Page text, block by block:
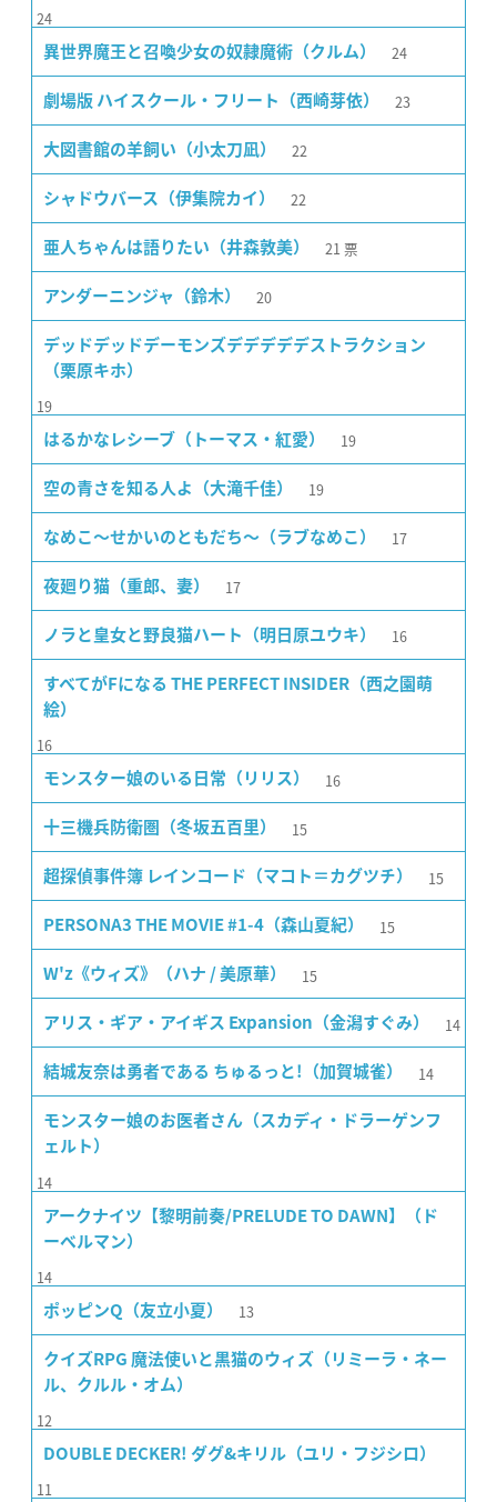
24
異世界魔王と召喚少女の奴隷魔術（クルム） 24
劇場版 ハイスクール・フリート（西崎芽依） 23
大図書館の羊飼い（小太刀凪） 22
シャドウバース（伊集院カイ） 22
亜人ちゃんは語りたい（井森敦美） 21 票
アンダーニンジャ（鈴木） 20
デッドデッドデーモンズデデデデデストラクション
（栗原キホ）
19
はるかなレシーブ（トーマス・紅愛） 19
空の青さを知る人よ（大滝千佳） 19
なめこ〜せかいのともだち〜（ラブなめこ） 17
夜廻り猫（重郎、妻） 17
ノラと皇女と野良猫ハート（明日原ユウキ） 16
すべてがFになる THE PERFECT INSIDER（西之園萌
絵）
16
モンスター娘のいる日常（リリス） 16
十三機兵防衛圏（冬坂五百里） 15
超探偵事件簿 レインコード（マコト＝カグツチ） 15
PERSONA3 THE MOVIE #1-4（森山夏紀） 15
W'z《ウィズ》（ハナ / 美原華） 15
アリス・ギア・アイギス Expansion（金潟すぐみ） 14
結城友奈は勇者である ちゅるっと!（加賀城雀） 14
モンスター娘のお医者さん（スカディ・ドラーゲンフ
ェルト）
14
アークナイツ【黎明前奏/PRELUDE TO DAWN】（ド
ーベルマン）
14
ポッピンQ（友立小夏） 13
クイズRPG 魔法使いと黒猫のウィズ（リミーラ・ネー
ル、クルル・オム）
12
DOUBLE DECKER! ダグ&キリル（ユリ・フジシロ）
11